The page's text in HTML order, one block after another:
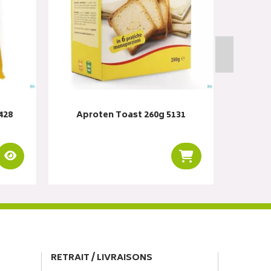
Visualiser
Aproten Toast 260g 5131
Ajouter au panier
RETRAIT / LIVRAISONS